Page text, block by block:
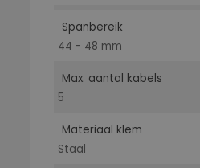
Spanbereik
44 - 48 mm
Max. aantal kabels
5
Materiaal klem
Staal